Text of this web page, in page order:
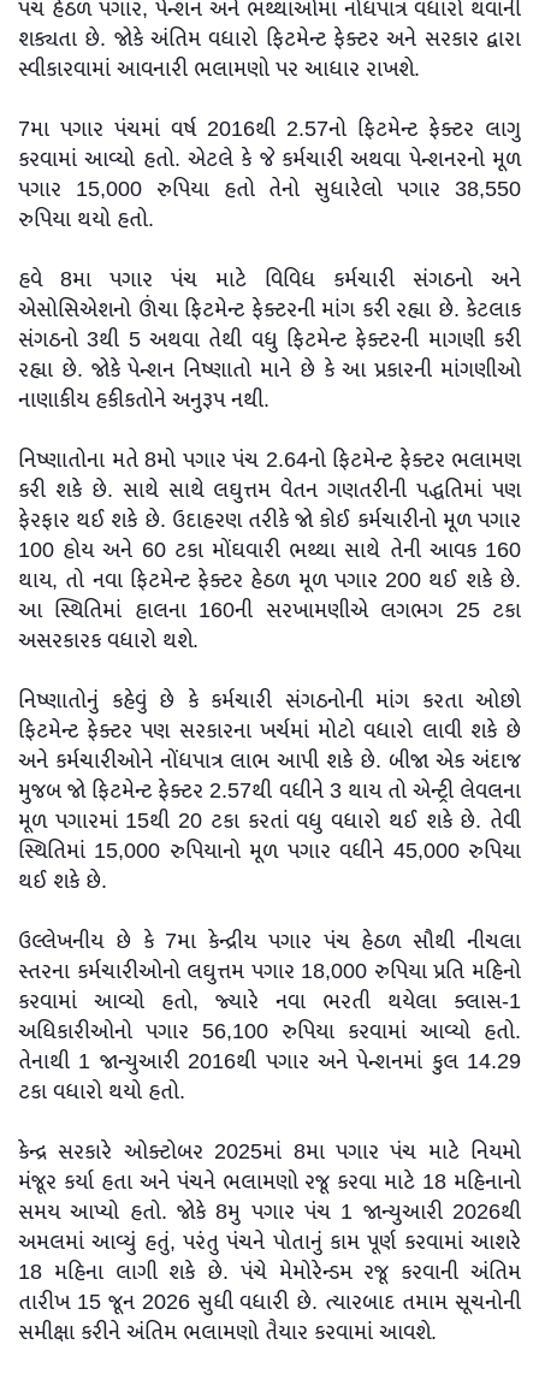
પંચ હેઠળ પગાર, પેન્શન અને ભથ્થાઓમાં નોંધપાત્ર વધારો થવાની
શક્યતા છે. જોકે અંતિમ વધારો ફિટમેન્ટ ફેક્ટર અને સરકાર દ્વારા
સ્વીકારવામાં આવનારી ભલામણો પર આધાર રાખશે.
7મા પગાર પંચમાં વર્ષ 2016થી 2.57નો ફિટમેન્ટ ફેક્ટર લાગુ
કરવામાં આવ્યો હતો. એટલે કે જે કર્મચારી અથવા પેન્શનરનો મૂળ
પગાર 15,000 રુપિયા હતો તેનો સુધારેલો પગાર 38,550
રુપિયા થયો હતો.
હવે 8મા પગાર પંચ માટે વિવિધ કર્મચારી સંગઠનો અને
એસોસિએશનો ઊંચા ફિટમેન્ટ ફેક્ટરની માંગ કરી રહ્યા છે. કેટલાક
સંગઠનો 3થી 5 અથવા તેથી વધુ ફિટમેન્ટ ફેક્ટરની માગણી કરી
રહ્યા છે. જોકે પેન્શન નિષ્ણાતો માને છે કે આ પ્રકારની માંગણીઓ
નાણાકીય હકીકતોને અનુરૂપ નથી.
નિષ્ણાતોના મતે 8મો પગાર પંચ 2.64નો ફિટમેન્ટ ફેક્ટર ભલામણ
કરી શકે છે. સાથે સાથે લઘુત્તમ વેતન ગણતરીની પદ્ધતિમાં પણ
ફેરફાર થઈ શકે છે. ઉદાહરણ તરીકે જો કોઈ કર્મચારીનો મૂળ પગાર
100 હોય અને 60 ટકા મોંઘવારી ભથ્થા સાથે તેની આવક 160
થાય, તો નવા ફિટમેન્ટ ફેક્ટર હેઠળ મૂળ પગાર 200 થઈ શકે છે.
આ સ્થિતિમાં હાલના 160ની સરખામણીએ લગભગ 25 ટકા
અસરકારક વધારો થશે.
નિષ્ણાતોનું કહેવું છે કે કર્મચારી સંગઠનોની માંગ કરતા ઓછો
ફિટમેન્ટ ફેક્ટર પણ સરકારના ખર્ચમાં મોટો વધારો લાવી શકે છે
અને કર્મચારીઓને નોંધપાત્ર લાભ આપી શકે છે. બીજા એક અંદાજ
મુજબ જો ફિટમેન્ટ ફેક્ટર 2.57થી વધીને 3 થાય તો એન્ટ્રી લેવલના
મૂળ પગારમાં 15થી 20 ટકા કરતાં વધુ વધારો થઈ શકે છે. તેવી
સ્થિતિમાં 15,000 રુપિયાનો મૂળ પગાર વધીને 45,000 રુપિયા
થઈ શકે છે.
ઉલ્લેખનીય છે કે 7મા કેન્દ્રીય પગાર પંચ હેઠળ સૌથી નીચલા
સ્તરના કર્મચારીઓનો લઘુત્તમ પગાર 18,000 રુપિયા પ્રતિ મહિનો
કરવામાં આવ્યો હતો, જ્યારે નવા ભરતી થયેલા ક્લાસ-1
અધિકારીઓનો પગાર 56,100 રુપિયા કરવામાં આવ્યો હતો.
તેનાથી 1 જાન્યુઆરી 2016થી પગાર અને પેન્શનમાં કુલ 14.29
ટકા વધારો થયો હતો.
કેન્દ્ર સરકારે ઓક્ટોબર 2025માં 8મા પગાર પંચ માટે નિયમો
મંજૂર કર્યા હતા અને પંચને ભલામણો રજૂ કરવા માટે 18 મહિનાનો
સમય આપ્યો હતો. જોકે 8મુ પગાર પંચ 1 જાન્યુઆરી 2026થી
અમલમાં આવ્યું હતું, પરંતુ પંચને પોતાનું કામ પૂર્ણ કરવામાં આશરે
18 મહિના લાગી શકે છે. પંચે મેમોરેન્ડમ રજૂ કરવાની અંતિમ
તારીખ 15 જૂન 2026 સુધી વધારી છે. ત્યારબાદ તમામ સૂચનોની
સમીક્ષા કરીને અંતિમ ભલામણો તૈયાર કરવામાં આવશે.